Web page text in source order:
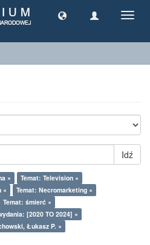
Idź
×
Temat: Television ×
×
Temat: Necromarketing ×
Temat: śmierć ×
[2020 TO 2024] ×
Łukasz P. ×